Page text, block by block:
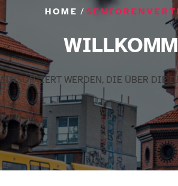
HOME /
WERDEN, DIE ÜBER